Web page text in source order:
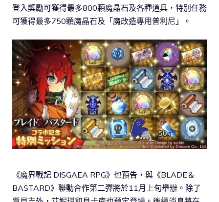
登入獎勵可獲得最多800顆魔晶石及各種道具，特別任務
可獲得最多750顆魔晶石及「魔改造專用普利尼」。
《魔界戰記 DISGAEA RPG》也預告，與《BLADE＆
BASTARD》聯動合作第二彈將於11月上旬舉辦。除了